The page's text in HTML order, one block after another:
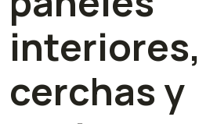
interiores,
cerchas y